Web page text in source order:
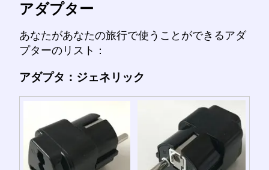
アダプター
あなたがあなたの旅行で使うことができるアダ
プターのリスト：
アダプタ：ジェネリック